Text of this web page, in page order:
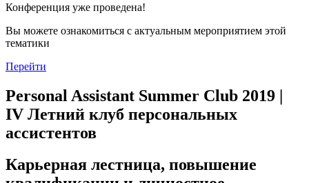
Конференция уже проведена!
Вы можете ознакомиться с актуальным мероприятием этой
тематики
Перейти
Personal Assistant Summer Club 2019 |
IV Летний клуб персональных
ассистентов
Карьерная лестница, повышение